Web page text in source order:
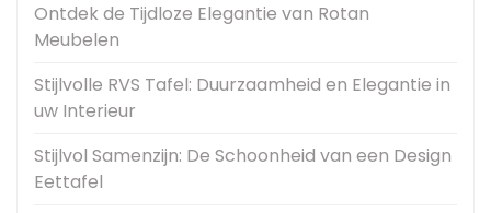
Ontdek de Tijdloze Elegantie van Rotan
Meubelen
Stijlvolle RVS Tafel: Duurzaamheid en Elegantie in
uw Interieur
Stijlvol Samenzijn: De Schoonheid van een Design
Eettafel